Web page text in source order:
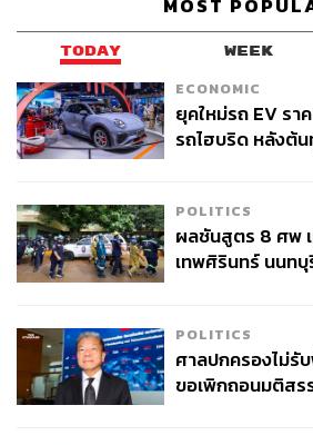
MOST
TODAY WEEK
ECONOMIC
ยุคใหม่รถ EV รา
รถไฮบริด หลังต้
POLITICS
ผลชันสูตร 8 ศพ
เทพศิรินทร์ นนทบุ
POLITICS
ศาลปกครองไม่รั
ขอเพิกถอนมติสร